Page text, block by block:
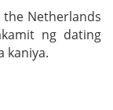
Netherlands
ng dating
kaniya.